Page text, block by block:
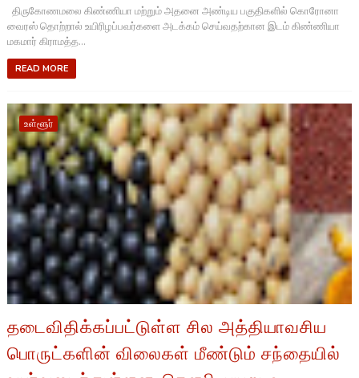
திருகோணமலை கிண்ணியா மற்றும் அதனை அண்டிய பகுதிகளில் கொரோனா
வைரஸ் தொற்றால் உயிரிழப்பவர்களை அடக்கம் செய்வதற்கான இடம் கிண்ணியா
மகமார் கிராமத்த...
READ MORE
உள்ளூர்
தடைவிதிக்கப்பட்டுள்ள சில அத்தியாவசிய
பொருட்களின் விலைகள் மீண்டும் சந்தையில்